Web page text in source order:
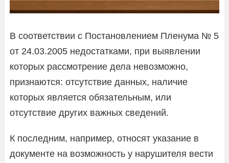
В соответствии с Постановлением Пленума № 5
от 24.03.2005 недостатками, при выявлении
которых рассмотрение дела невозможно,
признаются: отсутствие данных, наличие
которых является обязательным, или
отсутствие других важных сведений.
К последним, например, относят указание в
документе на возможность у нарушителя вести